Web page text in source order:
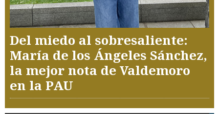
Del miedo al sobresaliente:
María de los Ángeles Sánchez,
la mejor nota de Valdemoro
en la PAU